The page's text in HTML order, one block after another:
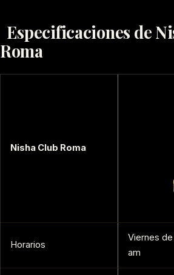
Especificaciones de
Roma
Nisha Club Roma
Horarios
Viernes
am